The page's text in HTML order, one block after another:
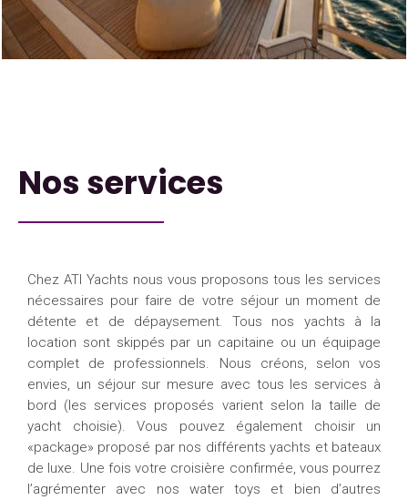
Nos services
Chez ATI Yachts nous vous proposons tous les services
nécessaires pour faire de votre séjour un moment de
détente et de dépaysement. Tous nos yachts à la
location sont skippés par un capitaine ou un équipage
complet de professionnels. Nous créons, selon vos
envies, un séjour sur mesure avec tous les services à
bord (les services proposés varient selon la taille de
yacht choisie). Vous pouvez également choisir un
«package» proposé par nos différents yachts et bateaux
de luxe. Une fois votre croisière confirmée, vous pourrez
l’agrémenter avec nos water toys et bien d’autres